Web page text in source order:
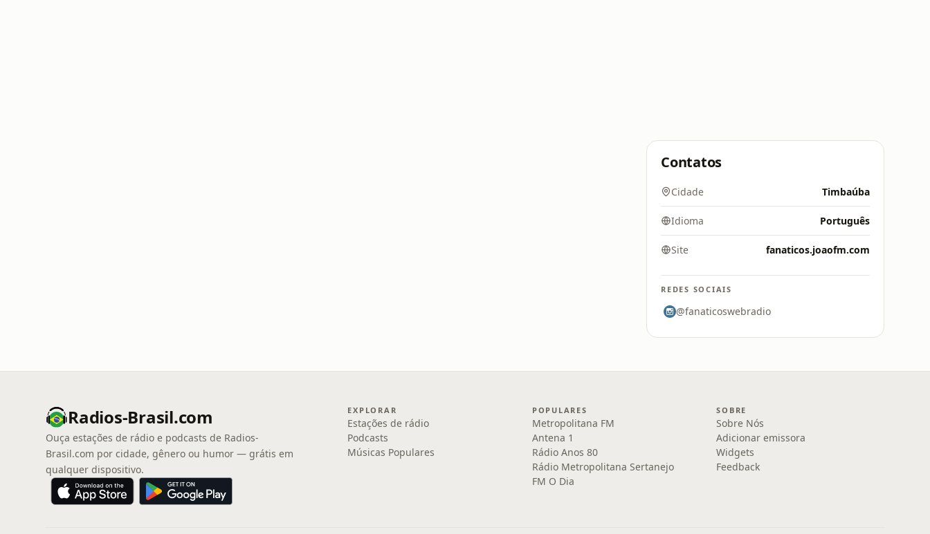
Contatos
Cidade Timbaúba
Idioma Português
Site fanaticos.joaofm.com
REDES SOCIAIS
@fanaticoswebradio
Radios-Brasil.com
Ouça estações de rádio e podcasts de Radios-
Brasil.com por cidade, gênero ou humor — grátis em
qualquer dispositivo.
EXPLORAR
Estações de rádio
Podcasts
Músicas Populares
POPULARES
Metropolitana FM
Antena 1
Rádio Anos 80
Rádio Metropolitana Sertanejo
FM O Dia
SOBRE
Sobre Nós
Adicionar emissora
Widgets
Feedback